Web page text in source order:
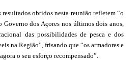
obtidos nesta reunião refletem “o
dos Açores nos últimos dois anos,
das possibilidades de pesca e dos
na Região”, frisando que “os armadores e
o seu esforço recompensado”.